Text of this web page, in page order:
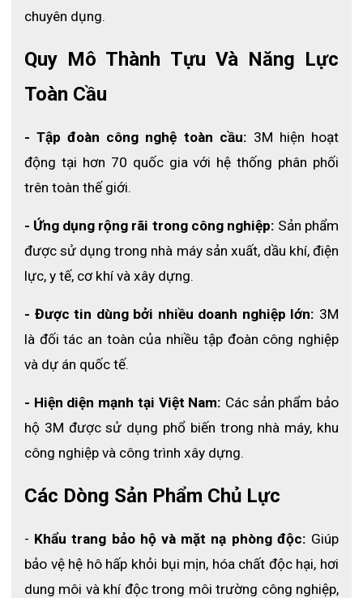
chuyên dụng.
Quy Mô Thành Tựu Và Năng Lực
Toàn Cầu
- Tập đoàn công nghệ toàn cầu: 3M hiện hoạt
động tại hơn 70 quốc gia với hệ thống phân phối
trên toàn thế giới.
- Ứng dụng rộng rãi trong công nghiệp: Sản phẩm
được sử dụng trong nhà máy sản xuất, dầu khí, điện
lực, y tế, cơ khí và xây dựng.
- Được tin dùng bởi nhiều doanh nghiệp lớn: 3M
là đối tác an toàn của nhiều tập đoàn công nghiệp
và dự án quốc tế.
- Hiện diện mạnh tại Việt Nam: Các sản phẩm bảo
hộ 3M được sử dụng phổ biến trong nhà máy, khu
công nghiệp và công trình xây dựng.
Các Dòng Sản Phẩm Chủ Lực
- Khẩu trang bảo hộ và mặt nạ phòng độc: Giúp
bảo vệ hệ hô hấp khỏi bụi mịn, hóa chất độc hại, hơi
dung môi và khí độc trong môi trường công nghiệp,